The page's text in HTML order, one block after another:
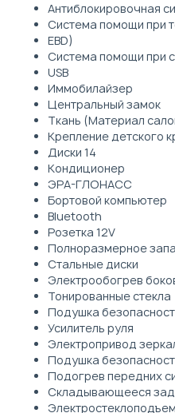
Антиблокировочная
Система помощи при
EBD)
Система помощи при
USB
Иммобилайзер
Центральный замок
Ткань (Материал
Крепление детского
Диски 14
Кондиционер
ЭРА-ГЛОНАСС
Бортовой компьютер
Bluetooth
Розетка 12V
Полноразмерное
Стальные диски
Электрообогрев
Тонированные стекла
Подушка
Усилитель руля
Электропривод
Подушка
Подогрев передних
Складывающееся